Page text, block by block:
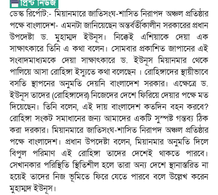
ডেস্ক রির্পোট:- মিয়ানমারে জাতিসংঘ-শাসিত নিরাপদ অঞ্চল প্রতিষ্ঠার
পক্ষে বাংলাদেশ- এমনটা জানিয়েছেন অন্তর্বর্তীকালীন সরকারের প্রধান
উপদেষ্টা ড. মুহাম্মদ ইউনূস। নিক্কেই এশিয়াকে দেয়া এক
সাক্ষাৎকারে তিনি এ কথা বলেন। সোমবার প্রকাশিত জাপানের এই
সংবাদমাধ্যমকে দেয়া সাক্ষাৎকারে ড. ইউনূস মিয়ানমার থেকে
পালিয়ে আসা রোহিঙ্গা ইস্যুতে কথা বলেছেন । রোহিঙ্গাদের স্থায়ীভাবে
বসতি স্থাপনের অনুমতি দেয়নি বাংলাদেশ সরকার। এক্ষেত্রে ড.
ইউনূস তাদের (রোহিঙ্গাদের) নিজেদের দেশে ফিরিয়ে দেয়ার পক্ষে মত
দিয়েছেন। তিনি বলেন, এই দায় বাংলাদেশ কতদিন বহন করবে?
রোহিঙ্গা সংকট সমাধানের জন্য আমাদের একটি সুস্পষ্ট গন্তব্য ঠিক
করা দরকার। মিয়ানমারে জাতিসংঘ-শাসিত নিরাপদ অঞ্চল প্রতিষ্ঠার
পক্ষে বাংলাদেশ। প্রধান উপদেষ্টা বলেন, মিয়ানমার অনুমতি দিলে
বিপুল পরিমাণ এই রোহিঙ্গা তাদের দেশেই থাকতে পারবে।
সেখানকার পরিস্থিতি স্থিতিশীল হলে তারা অন্য দেশে স্থানাস্তরিত না
হয়েই তাদের নিজ ভূমিতে ফিরে যেতে পারবে বলে উল্লেখ করেন
মুহাম্মদ ইউনূস।